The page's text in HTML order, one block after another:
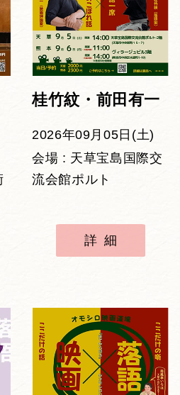
桂竹紋・前田有一
2026年09月05日(土)
会場 : 天草宝島国際交
流会館ポルト
詳細